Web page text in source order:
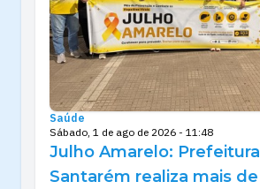
Saúde
Sábado, 1 de ago de 2026 - 11:48
Julho Amarelo:
Santarém realiza mais